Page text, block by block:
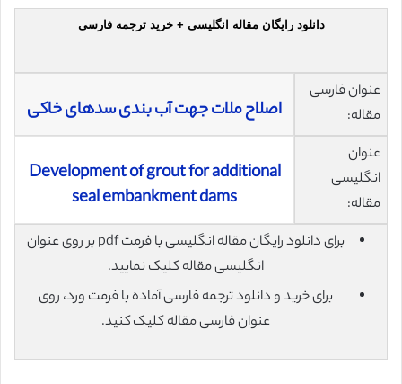
دانلود رایگان مقاله انگلیسی + خرید ترجمه فارسی
عنوان فارسی
مقاله:
اصلاح ملات جهت آب بندی سدهای خاکی
عنوان
انگلیسی
مقاله:
Development of grout for additional
seal embankment dams
برای دانلود رایگان مقاله انگلیسی با فرمت pdf بر روی عنوان
انگلیسی مقاله کلیک نمایید.
برای خرید و دانلود ترجمه فارسی آماده با فرمت ورد، روی
عنوان فارسی مقاله کلیک کنید.